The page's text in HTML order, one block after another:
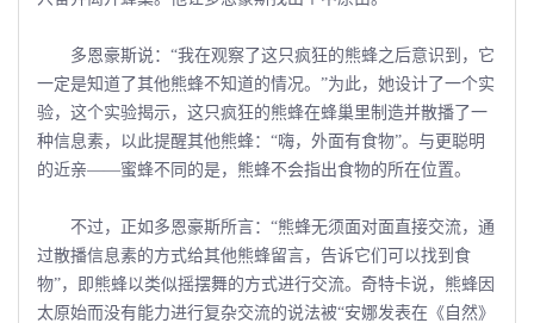
多恩豪斯说：“我在观察了这只疯狂的熊蜂之后意识到，它
一定是知道了其他熊蜂不知道的情况。”为此，她设计了一个实
验，这个实验揭示，这只疯狂的熊蜂在蜂巢里制造并散播了一
种信息素，以此提醒其他熊蜂：“嗨，外面有食物”。与更聪明
的近亲――蜜蜂不同的是，熊蜂不会指出食物的所在位置。
不过，正如多恩豪斯所言：“熊蜂无须面对面直接交流，通
过散播信息素的方式给其他熊蜂留言，告诉它们可以找到食
物”，即熊蜂以类似摇摆舞的方式进行交流。奇特卡说，熊蜂因
太原始而没有能力进行复杂交流的说法被“安娜发表在《自然》